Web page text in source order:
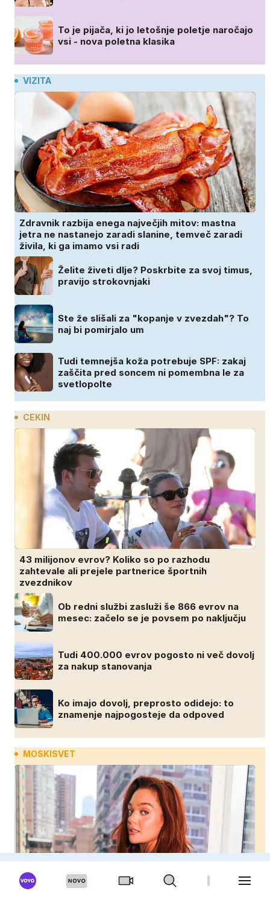
To je pijača, ki jo letošnje poletje naročajo
vsi - nova poletna klasika
VIZITA
Zdravnik razbija enega največjih mitov: mastna
jetra ne nastanejo zaradi slanine, temveč zaradi
živila, ki ga imamo vsi radi
Želite živeti dlje? Poskrbite za svoj timus,
pravijo strokovnjaki
Ste že slišali za "kopanje v zvezdah"? To
naj bi pomirjalo um
Tudi temnejša koža potrebuje SPF: zakaj
zaščita pred soncem ni pomembna le za
svetlopolte
CEKIN
43 milijonov evrov? Koliko so po razhodu
zahtevale ali prejele partnerice športnih
zvezdnikov
Ob redni službi zasluži še 866 evrov na
mesec: začelo se je povsem po naključju
Tudi 400.000 evrov pogosto ni več dovolj
za nakup stanovanja
Ko imajo dovolj, preprosto odidejo: to
znamenje najpogosteje da odpoved
MOSKISVET